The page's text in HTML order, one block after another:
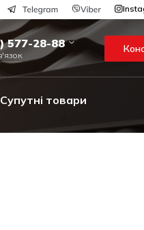
577-28-88
Супутні товари